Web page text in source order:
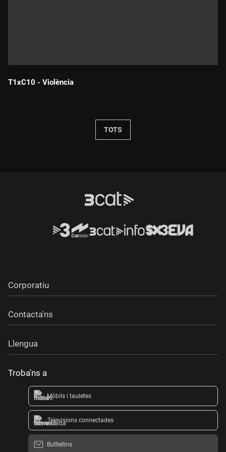
T1xC10 - Violència
TOTS
Corporatiu
Contacta'ns
Llengua
Troba'ns a
Mòbils i tauletes
Televisions connectades
Butlletins